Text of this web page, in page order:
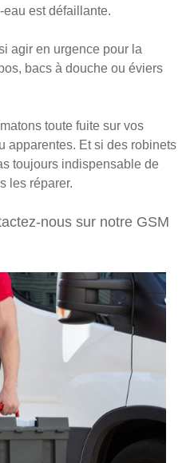
est défaillante.
agir en urgence pour la
bacs à douche ou éviers
toute fuite sur vos
apparentes. Et si des robinets
toujours indispensable de
les réparer.
nous sur notre GSM